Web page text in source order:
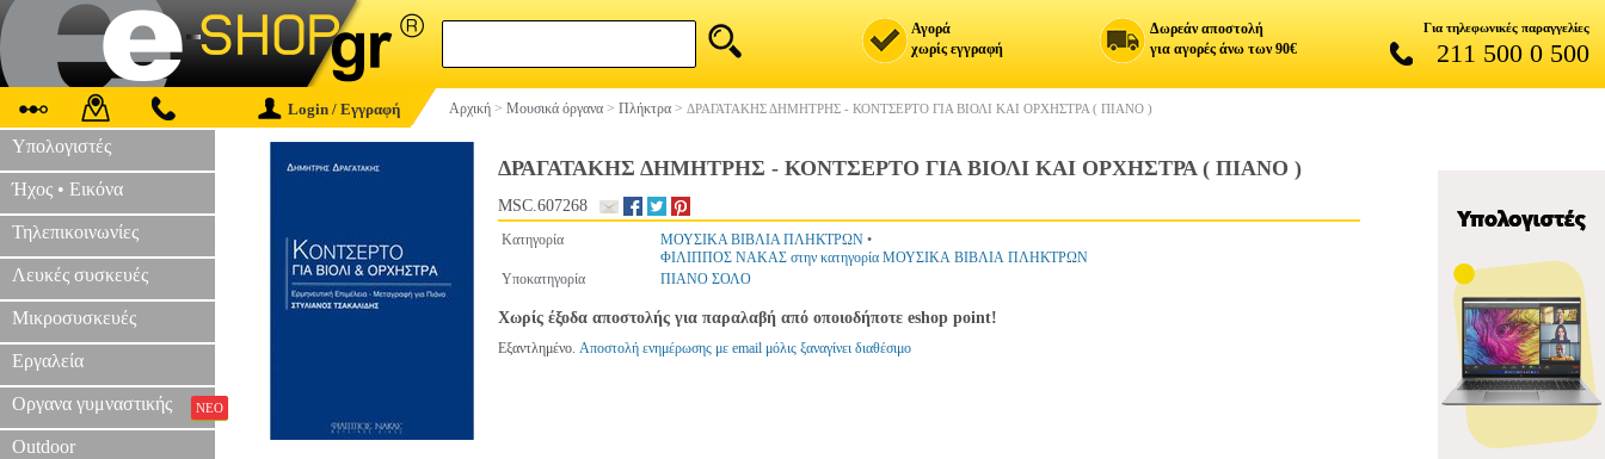
Αγορά
χωρίς εγγραφή
Δωρεάν αποστολή
για αγορές άνω των 90€
Για τηλεφωνικές παραγγελίες
211 500 0 500
Login / Εγγραφή Αρχική > Μουσικά όργανα > Πλήκτρα > ΔΡΑΓΑΤΑΚΗΣ ΔΗΜΗΤΡΗΣ - ΚΟΝΤΣΕΡΤΟ ΓΙΑ ΒΙΟΛΙ ΚΑΙ ΟΡΧΗΣΤΡΑ ( ΠΙΑΝΟ )
Υπολογιστές
Ήχος • Εικόνα
Τηλεπικοινωνίες
Λευκές συσκευές
Μικροσυσκευές
Εργαλεία
Οργανα γυμναστικής ΝΕΟ
Outdoor
ΔΡΑΓΑΤΑΚΗΣ ΔΗΜΗΤΡΗΣ - ΚΟΝΤΣΕΡΤΟ ΓΙΑ ΒΙΟΛΙ ΚΑΙ ΟΡΧΗΣΤΡΑ ( ΠΙΑΝΟ )
MSC.607268
Κατηγορία ΜΟΥΣΙΚΑ ΒΙΒΛΙΑ ΠΛΗΚΤΡΩΝ •
ΦΙΛΙΠΠΟΣ ΝΑΚΑΣ στην κατηγορία ΜΟΥΣΙΚΑ ΒΙΒΛΙΑ ΠΛΗΚΤΡΩΝ
Υποκατηγορία
ΠΙΑΝΟ ΣΟΛΟ
Χωρίς έξοδα αποστολής για παραλαβή από οποιοδήποτε eshop point!
Εξαντλημένο. Αποστολή ενημέρωσης με email μόλις ξαναγίνει διαθέσιμο